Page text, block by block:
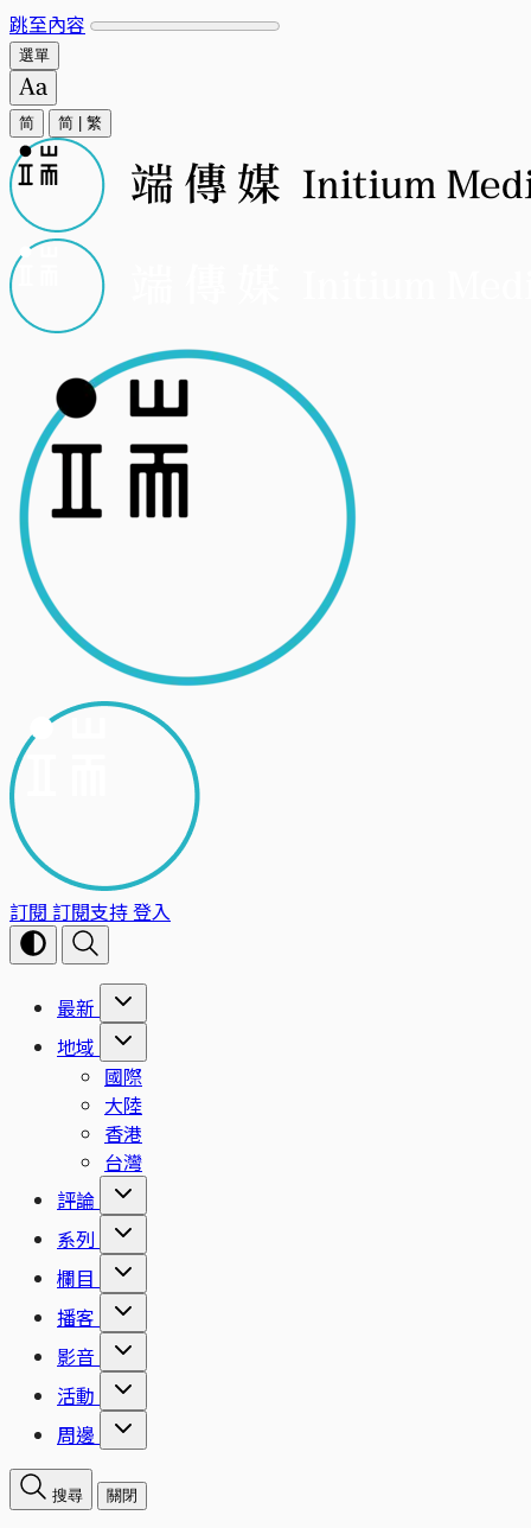
跳至內容
選單
简 简 繁
訂閱 訂閱支持登入
最新
地域
國際
大陸
香港
台灣
評論
系列
欄目
播客
影音
活動
周邊
搜尋 關閉